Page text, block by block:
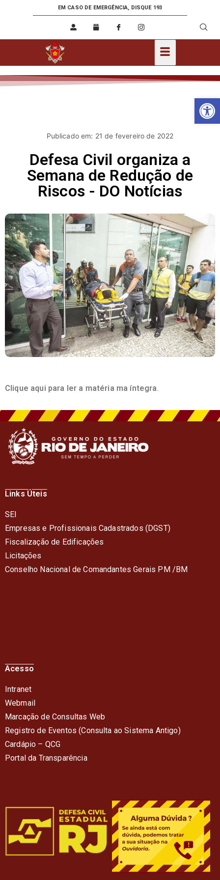
EM CASO DE EMERGÊNCIA, DISQUE 193
Publicado em: 21 de fevereiro de 2022
Defesa Civil organiza a
Semana de Redução de
Riscos - DO Notícias
Clique aqui para ler a matéria ma íntegra
Links Úteis
SEI
Empresas e Profissionais Cadastrados (DGST)
Fiscalização de Edificações
Licitações
Conselho Nacional de Comandantes Gerais PM /BM
Acesso
Intranet
Webmail
Marcação de Consultas Web
Registro de Eventos (Consulta ao Sistema Antigo)
Cardápio – QCG
Portal da Transparência